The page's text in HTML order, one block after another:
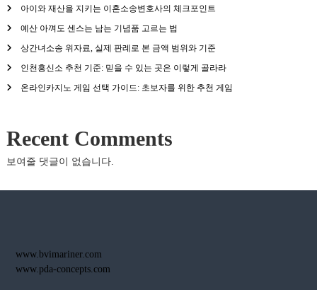
아이와 재산을 지키는 이혼소송변호사의 체크포인트
예산 아껴도 센스는 남는 기념품 고르는 법
상간녀소송 위자료, 실제 판례로 본 금액 범위와 기준
인천흥신소 추천 기준: 믿을 수 있는 곳은 이렇게 골라라
온라인카지노 게임 선택 가이드: 초보자를 위한 추천 게임
Recent Comments
보여줄 댓글이 없습니다.
www.bvimariner.com
www.pda-concepts.com